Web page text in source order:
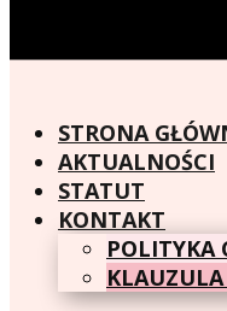
STRONA
AKTUALNOŚCI
STATUT
KONTAKT
POLITYKA